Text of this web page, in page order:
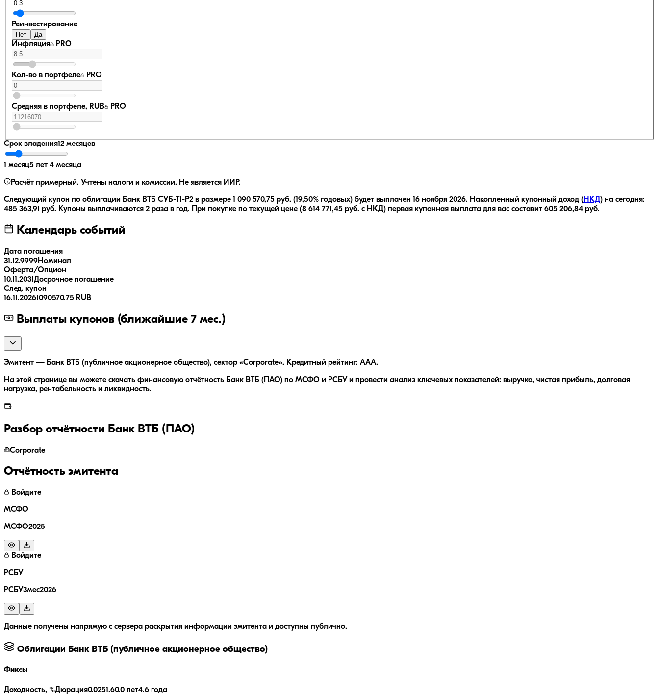
Реинвестирование
Нет Да
Инфляция PRO
Кол-во в портфеле PRO
Средняя в портфеле, RUB PRO
Срок владения12 месяцев
1 месяц5 лет 4 месяца
Расчёт примерный. Учтены налоги и комиссии. Не является ИИР.
Следующий купон по облигации Банк ВТБ СУБ-Т1-Р2 в размере 1 090 570,75 руб. (19,50% годовых) будет выплачен 16 ноября 2026. Накопленный купонный доход ( НКД) на сегодня:
485 363,91 руб. Купоны выплачиваются 2 раза в год. При покупке по текущей цене (8 614 771,45 руб. с НКД) первая купонная выплата для вас составит 605 206,84 руб.
Календарь событий
Дата погашения
31.12.9999Номинал
Оферта/Опцион
10.11.2031Досрочное погашение
След. купон
16.11.20261090570.75 RUB
Выплаты купонов (ближайшие 7 мес.)
Эмитент — Банк ВТБ (публичное акционерное общество), сектор «Corporate». Кредитный рейтинг: AAA.
На этой странице вы можете скачать финансовую отчётность Банк ВТБ (ПАО) по МСФО и РСБУ и провести анализ ключевых показателей: выручка, чистая прибыль, долговая
нагрузка, рентабельность и ликвидность.
Разбор отчётности Банк ВТБ (ПАО)
Corporate
Отчётность эмитента
Войдите
МСФО
МСФО2025
Войдите
РСБУ
РСБУ3мес2026
Данные получены напрямую с сервера раскрытия информации эмитента и доступны публично.
Облигации Банк ВТБ (публичное акционерное общество)
Фиксы
Доходность, %Дюрация0.0251.60.0 лет4.6 года